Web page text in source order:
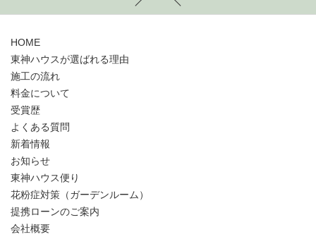
HOME
東神ハウスが選ばれる理由
施工の流れ
料金について
受賞歴
よくある質問
新着情報
お知らせ
東神ハウス便り
花粉症対策（ガーデンルーム）
提携ローンのご案内
会社概要